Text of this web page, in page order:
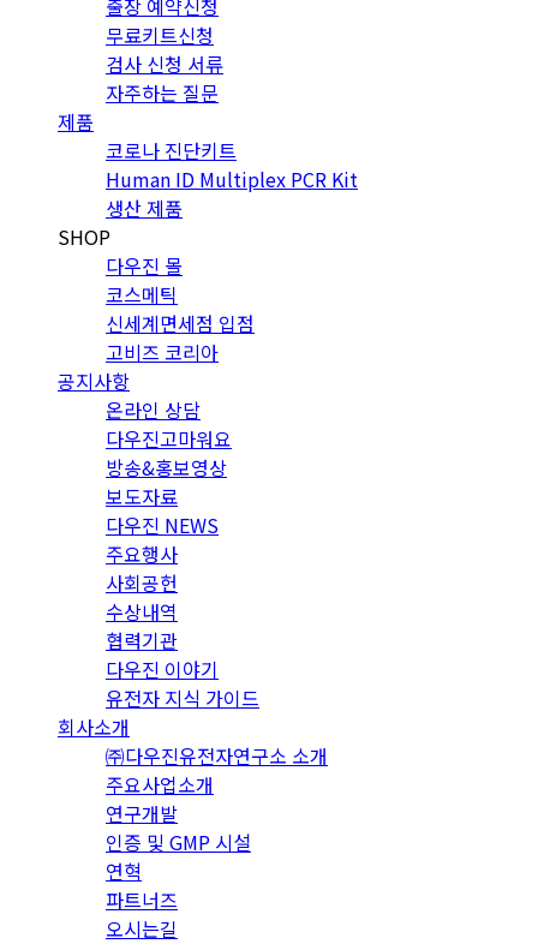
출장 예약신청
무료키트신청
검사 신청 서류
자주하는 질문
제품
코로나 진단키트
Human ID Multiplex PCR Kit
생산 제품
SHOP
다우진 몰
코스메틱
신세계면세점 입점
고비즈 코리아
공지사항
온라인 상담
다우진고마워요
방송&홍보영상
보도자료
다우진 NEWS
주요행사
사회공헌
수상내역
협력기관
다우진 이야기
유전자 지식 가이드
회사소개
㈜다우진유전자연구소 소개
주요사업소개
연구개발
인증 및 GMP 시설
연혁
파트너즈
오시는길